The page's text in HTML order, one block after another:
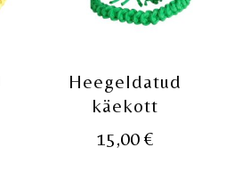
Heegeldatud
käekott
15,00 €